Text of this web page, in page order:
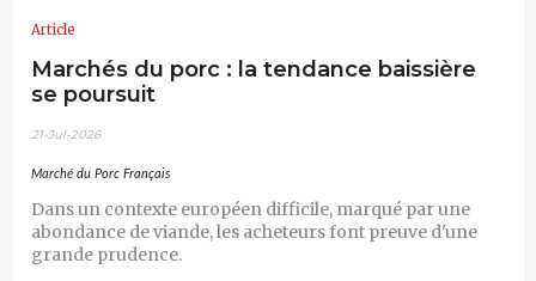
Article
Marchés du porc : la tendance baissière
se poursuit
21-Jul-2026
Marché du Porc Français
Dans un contexte européen difficile, marqué par une
abondance de viande, les acheteurs font preuve d'une
grande prudence.